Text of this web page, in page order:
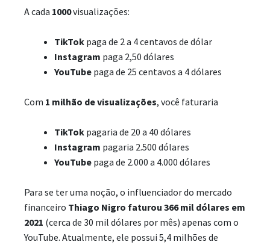
A cada 1000visualizações:
TikTok paga de 2 a 4 centavos de dólar
Instagram paga 2,50 dólares
YouTube paga de 25 centavos a 4 dólares
Com 1 milhão de visualizações, você faturaria
TikTok pagaria de 20 a 40 dólares
Instagram pagaria 2.500 dólares
YouTube paga de 2.000 a 4.000 dólares
Para se ter uma noção, o influenciador do mercado
financeiro Thiago Nigro faturou 366 mil dólares em
2021 (cerca de 30 mil dólares por mês) apenas com o
YouTube. Atualmente, ele possui 5,4 milhões de